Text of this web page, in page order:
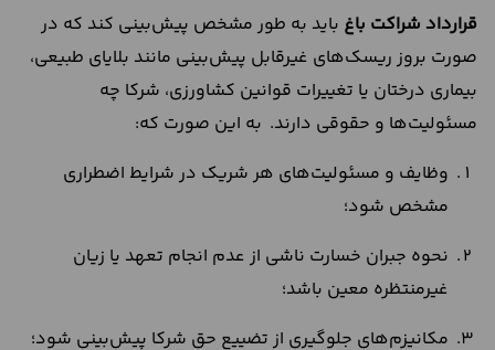
قرارداد شراکت باغ باید به طور مشخص پیش‌بینی کند که در
صورت بروز ریسک‌های غیرقابل پیش‌بینی مانند بلایای طبیعی،
بیماری درختان یا تغییرات قوانین کشاورزی، شرکا چه
مسئولیت‌ها و حقوقی دارند. به این صورت که:
وظایف و مسئولیت‌های هر شریک در شرایط اضطراری
مشخص شود؛
نحوه جبران خسارت ناشی از عدم انجام تعهد یا زیان
غیرمنتظره معین باشد؛
مکانیزم‌های جلوگیری از تضییع حق شرکا پیش‌بینی شود؛